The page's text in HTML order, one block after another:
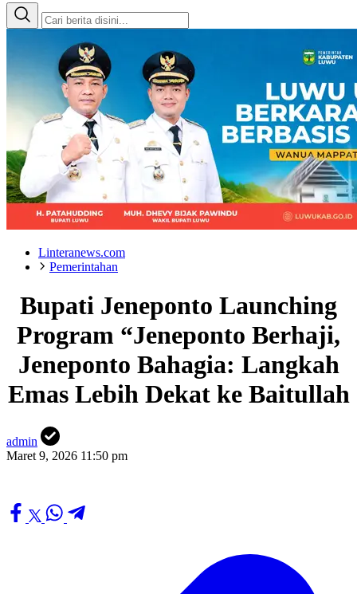
Linteranews.com
Pemerintahan
Bupati Jeneponto Launching
Program “Jeneponto Berhaji,
Jeneponto Bahagia: Langkah
Emas Lebih Dekat ke Baitullah
admin
Maret 9, 2026 11:50 pm